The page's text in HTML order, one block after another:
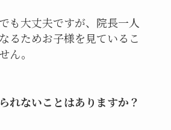
も大丈夫ですが、院長一人
るためお子様を見ているこ
ん。
れないことはありますか？